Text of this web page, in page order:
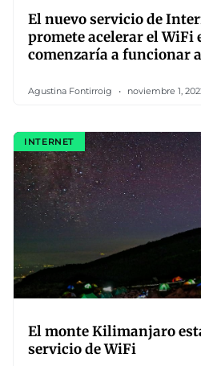
El nuevo servicio de
promete acelerar el WiFi
comenzaría a funcionar
Agustina Fontirroig noviembre 1,
INTERNET
El monte Kilimanjaro
servicio de WiFi